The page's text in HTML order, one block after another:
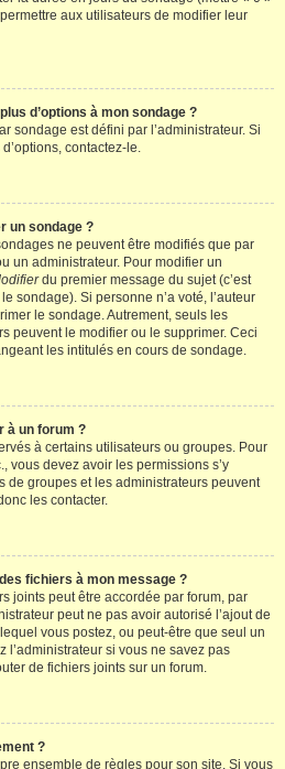
aux utilisateurs de modifier leur
d’options à mon sondage ?
sondage est défini par l’administrateur. Si
contactez-le.
un sondage ?
ne peuvent être modifiés que par
un administrateur. Pour modifier un
du premier message du sujet (c’est
sondage). Si personne n’a voté, l’auteur
le sondage. Autrement, seuls les
peuvent le modifier ou le supprimer. Ceci
les intitulés en cours de sondage.
à un forum ?
à certains utilisateurs ou groupes. Pour
vous devez avoir les permissions s’y
de groupes et les administrateurs peuvent
les contacter.
fichiers à mon message ?
joints peut être accordée par forum, par
peut ne pas avoir autorisé l’ajout de
vous postez, ou peut-être que seul un
l’administrateur si vous ne savez pas
de fichiers joints sur un forum.
?
ensemble de règles pour son site. Si vous